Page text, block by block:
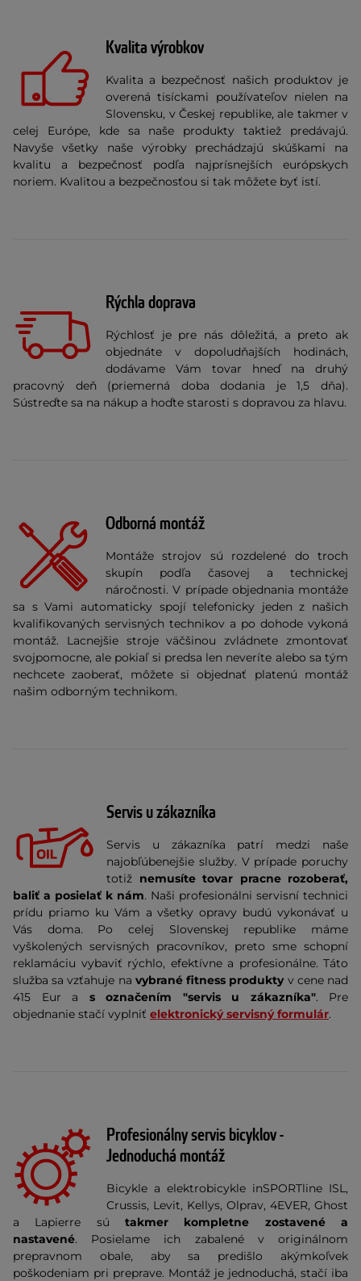
Kvalita výrobkov
Kvalita a bezpečnosť našich produktov je
overená tisíckami používateľov nielen na
Slovensku, v Českej republike, ale takmer v
celej Európe, kde sa naše produkty taktiež predávajú.
Navyše všetky naše výrobky prechádzajú skúškami na
kvalitu a bezpečnosť podľa najprísnejších európskych
noriem. Kvalitou a bezpečnosťou si tak môžete byť istí.
Rýchla doprava
Rýchlosť je pre nás dôležitá, a preto ak
objednáte v dopoludňajších hodinách,
dodávame Vám tovar hneď na druhý
pracovný deň (priemerná doba dodania je 1,5 dňa).
Sústreďte sa na nákup a hoďte starosti s dopravou za hlavu.
Odborná montáž
Montáže strojov sú rozdelené do troch
skupín podľa časovej a technickej
náročnosti. V prípade objednania montáže
sa s Vami automaticky spojí telefonicky jeden z našich
kvalifikovaných servisných technikov a po dohode vykoná
montáž. Lacnejšie stroje väčšinou zvládnete zmontovať
svojpomocne, ale pokiaľ si predsa len neveríte alebo sa tým
nechcete zaoberať, môžete si objednať platenú montáž
našim odborným technikom.
Servis u zákazníka
Servis u zákazníka patrí medzi naše
najobľúbenejšie služby. V prípade poruchy
totiž nemusíte tovar pracne rozoberať,
baliť a posielať k nám. Naši profesionálni servisní technici
prídu priamo ku Vám a všetky opravy budú vykonávať u
Vás doma. Po celej Slovenskej republike máme
vyškolených servisných pracovníkov, preto sme schopní
reklamáciu vybaviť rýchlo, efektívne a profesionálne. Táto
služba sa vzťahuje na vybrané fitness produktyv cene nad
415 Eur a s označením "servis u zákazníka". Pre
objednanie stačí vyplniť elektronický servisný formulár.
Profesionálny servis bicyklov -
Jednoduchá montáž
Bicykle a elektrobicykle inSPORTline ISL,
Crussis, Levit, Kellys, Olprav, 4EVER, Ghost
a Lapierre sú takmer kompletne zostavené a
nastavené. Posielame ich zabalené v originálnom
prepravnom obale, aby sa predišlo akýmkoľvek
poškodeniam pri preprave. Montáž je jednoduchá, stačí iba